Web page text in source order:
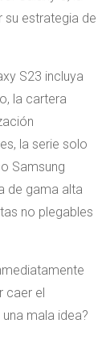
su estrategia de
S23 incluya
la cartera
la serie solo
Samsung
de gama alta
no plegables
caer el
mala idea?